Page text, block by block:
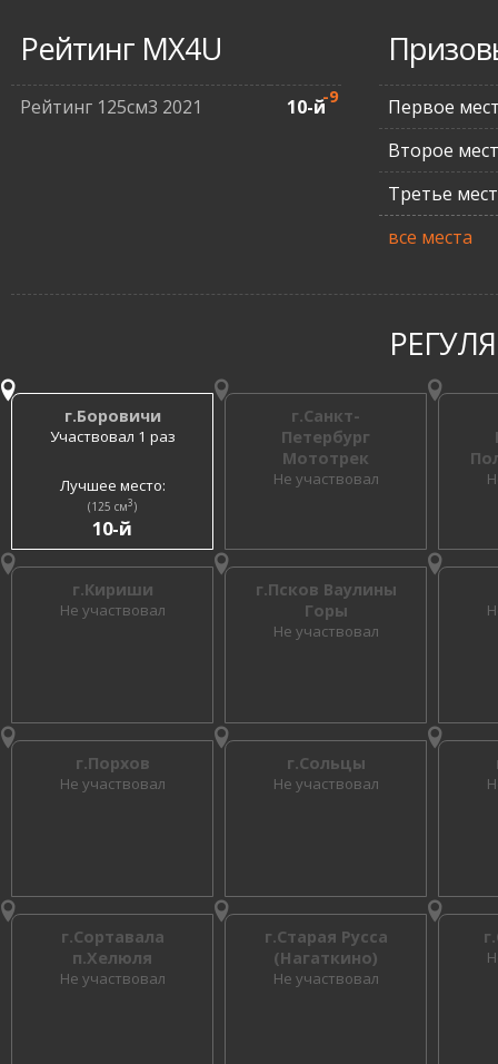
Рейтинг MX4U
Рейтинг 125см3 2021 10-й-9
Первое
Второе
Третье
все места
г.Боровичи
Участвовал 1 раз
Лучшее место:
(125 см3)
10-й
г.Санкт-
Петербург
Мототрек
Не участвовал
г.Кириши
Не участвовал
г.Псков Ваулины
Горы
Не участвовал
г.Порхов
Не участвовал
г.Сольцы
Не участвовал
г.Сортавала
п.Хелюля
Не участвовал
г.Старая Русса
(Нагаткино)
Не участвовал